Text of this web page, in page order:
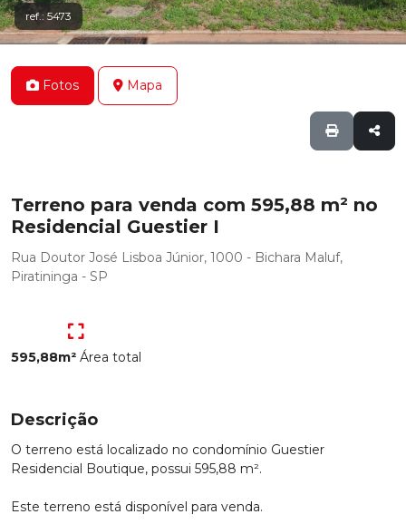
ref.: 5473
Fotos Mapa
Terreno para venda com 595,88 m² no
Residencial Guestier I
Rua Doutor José Lisboa Júnior, 1000 - Bichara Maluf,
Piratininga - SP
595,88m² Área total
Descrição
O terreno está localizado no condomínio Guestier
Residencial Boutique, possui 595,88 m².
Este terreno está disponível para venda.